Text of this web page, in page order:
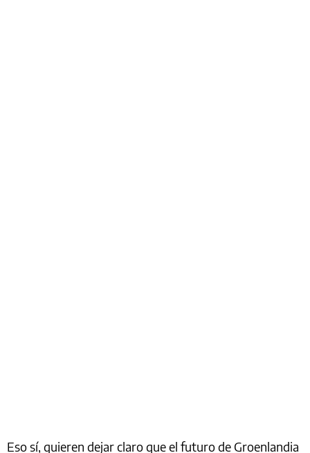
Eso sí, quieren dejar claro que el futuro de Groenlandia